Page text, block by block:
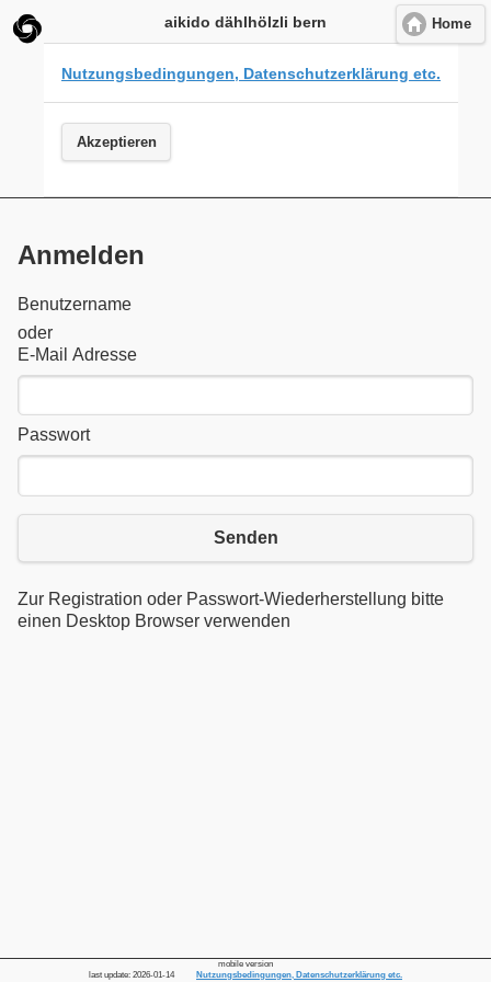
aikido dählhölzli bern Home
Nutzungsbedingungen, Datenschutzerklärung etc.
Akzeptieren
Anmelden
Benutzername
oder
E-Mail Adresse
Passwort
Senden
Zur Registration oder Passwort-Wiederherstellung bitte
einen Desktop Browser verwenden
mobile version
last update: 2026-01-14
Nutzungsbedingungen, Datenschutzerklärung etc.